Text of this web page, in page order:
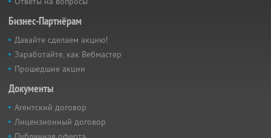
Бизнес-Партнёрам
Давайте сделаем акцию!
Заработайте, как Вебмастер
Прошедшие акции
Документы
Агентский договор
Лицензионный договор